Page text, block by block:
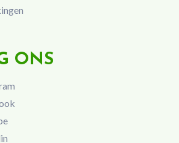
ONS